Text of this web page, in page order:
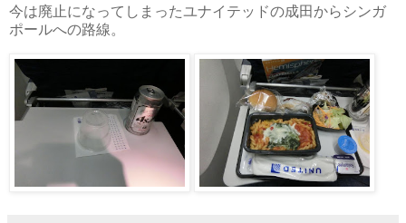
今は廃止になってしまったユナイテッドの成田からシンガ
ポールへの路線。